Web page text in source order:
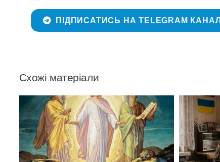
ПІДПИСАТИСЬ НА TELEGRAM КАНАЛ
Схожі матеріали